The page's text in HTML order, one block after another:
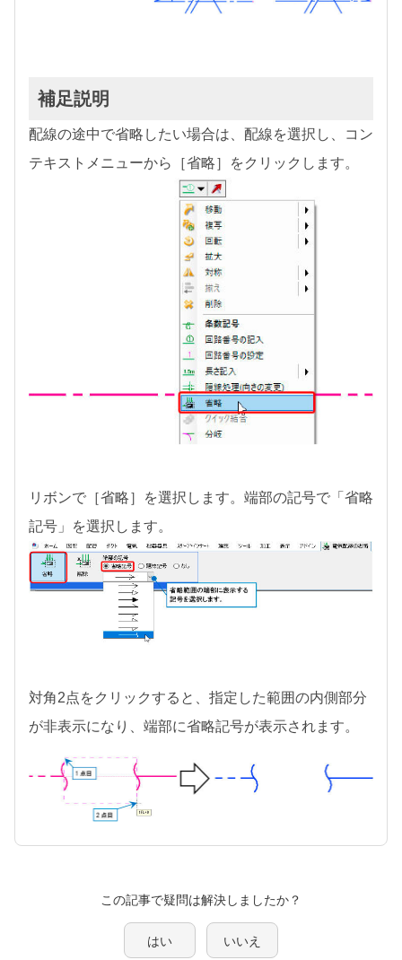
補足説明
配線の途中で省略したい場合は、配線を選択し、コン
テキストメニューから［省略］をクリックします。
リボンで［省略］を選択します。端部の記号で「省略
記号」を選択します。
対角2点をクリックすると、指定した範囲の内側部分
が非表示になり、端部に省略記号が表示されます。
この記事で疑問は解決しましたか？
はい いいえ